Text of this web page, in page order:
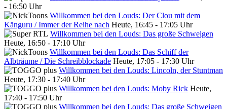
- 16:50 Uhr
Willkommen bei den Louds: Der Clou mit dem
Känguru / Immer der Reihe nach Heute, 16:45 - 17:05 Uhr
Willkommen bei den Louds: Das große Schweigen
Heute, 16:50 - 17:10 Uhr
Willkommen bei den Louds: Das Schiff der
Albträume / Die Schreibblockade Heute, 17:05 - 17:30 Uhr
Willkommen bei den Louds: Lincoln, der Stuntman
Heute, 17:30 - 17:40 Uhr
Willkommen bei den Louds: Moby Rick Heute,
17:40 - 17:50 Uhr
Willkommen bei den Louds: Das große Schweigen